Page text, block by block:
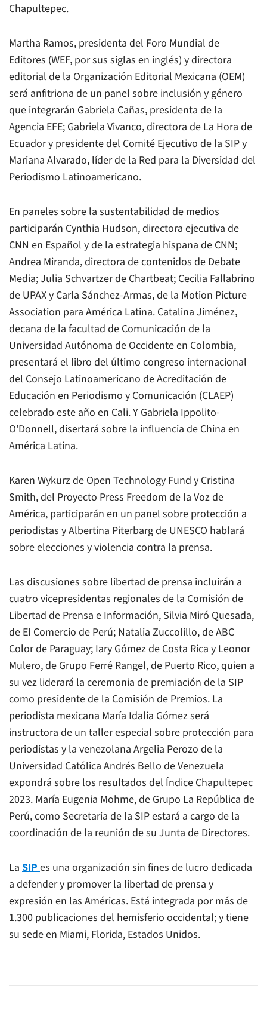
Chapultepec.
Martha Ramos, presidenta del Foro Mundial de
Editores (WEF, por sus siglas en inglés) y directora
editorial de la Organización Editorial Mexicana (OEM)
será anfitriona de un panel sobre inclusión y género
que integrarán Gabriela Cañas, presidenta de la
Agencia EFE; Gabriela Vivanco, directora de La Hora de
Ecuador y presidente del Comité Ejecutivo de la SIP y
Mariana Alvarado, líder de la Red para la Diversidad del
Periodismo Latinoamericano.
En paneles sobre la sustentabilidad de medios
participarán Cynthia Hudson, directora ejecutiva de
CNN en Español y de la estrategia hispana de CNN;
Andrea Miranda, directora de contenidos de Debate
Media; Julia Schvartzer de Chartbeat; Cecilia Fallabrino
de UPAX y Carla Sánchez-Armas, de la Motion Picture
Association para América Latina. Catalina Jiménez,
decana de la facultad de Comunicación de la
Universidad Autónoma de Occidente en Colombia,
presentará el libro del último congreso internacional
del Consejo Latinoamericano de Acreditación de
Educación en Periodismo y Comunicación (CLAEP)
celebrado este año en Cali. Y Gabriela Ippolito-
O'Donnell, disertará sobre la influencia de China en
América Latina.
Karen Wykurz de Open Technology Fund y Cristina
Smith, del Proyecto Press Freedom de la Voz de
América, participarán en un panel sobre protección a
periodistas y Albertina Piterbarg de UNESCO hablará
sobre elecciones y violencia contra la prensa.
Las discusiones sobre libertad de prensa incluirán a
cuatro vicepresidentas regionales de la Comisión de
Libertad de Prensa e Información, Silvia Miró Quesada,
de El Comercio de Perú; Natalia Zuccolillo, deABC
Colorde Paraguay; Iary Gómez de Costa Rica y Leonor
Mulero, de Grupo Ferré Rangel, de Puerto Rico, quien a
su vez liderará la ceremonia de premiación de la SIP
como presidente de la Comisión de Premios. La
periodista mexicana María Idalia Gómez será
instructora de un taller especial sobre protección para
periodistas y la venezolana Argelia Perozo de la
Universidad Católica Andrés Bello de Venezuela
expondrá sobre los resultados del Índice Chapultepec
2023. María Eugenia Mohme, de Grupo La República de
Perú, como Secretaria de la SIP estará a cargo de la
coordinación de la reunión de su Junta de Directores.
La SIP es una organización sin fines de lucro dedicada
a defender y promover la libertad de prensa y
expresión en las Américas. Está integrada por más de
1.300 publicaciones del hemisferio occidental; y tiene
su sede en Miami, Florida, Estados Unidos.